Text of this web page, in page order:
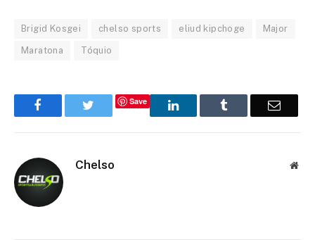
Brigid Kosgei chelso sports eliud kipchoge Major
Maratona Tóquio
Facebook TwitterSave LinkedIn Tumblr Email
Chelso